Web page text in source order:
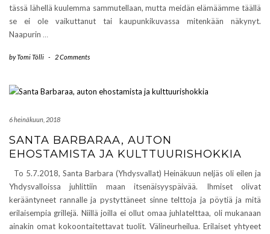
tässä lähellä kuulemma sammutellaan, mutta meidän elämäämme täällä
se ei ole vaikuttanut tai kaupunkikuvassa mitenkään näkynyt.
Naapurin …
byTomi Tölli - 2 Comments
6 heinäkuun, 2018
SANTA BARBARAA, AUTON
EHOSTAMISTA JA KULTTUURISHOKKIA
To 5.7.2018, Santa Barbara (Yhdysvallat) Heinäkuun neljäs oli eilen ja
Yhdysvalloissa juhlittiin maan itsenäisyyspäivää. Ihmiset olivat
kerääntyneet rannalle ja pystyttäneet sinne telttoja ja pöytiä ja mitä
erilaisempia grillejä. Niillä joilla ei ollut omaa juhlatelttaa, oli mukanaan
ainakin omat kokoontaitettavat tuolit. Välineurheilua. Erilaiset yhtyeet